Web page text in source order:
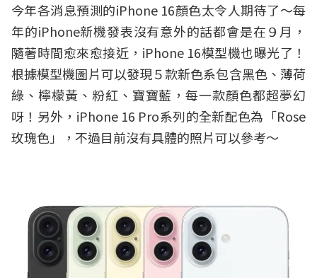
今年各消息預測的iPhone 16顏色太令人期待了～每
年的iPhone新機發表沒有意外的話都會是在９月，
隨著時間愈來愈接近，iPhone 16模型機也曝光了！
根據模型機圖片可以發現５款新色系包含黑色、薄荷
綠、檸檬黃、粉紅、寶寶藍，每一款顏色都超夢幻
呀！另外，iPhone 16 Pro系列的全新配色為「Rose
玫瑰色」，不過目前沒有具體的照片可以參考～